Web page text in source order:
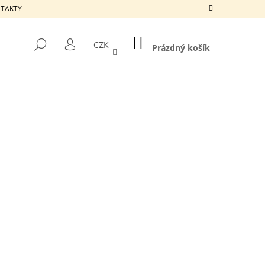
HLEDAT
PŘIHLÁŠENÍ
CZK NÁKUPNÍ
KOŠÍK
Prázdný košík